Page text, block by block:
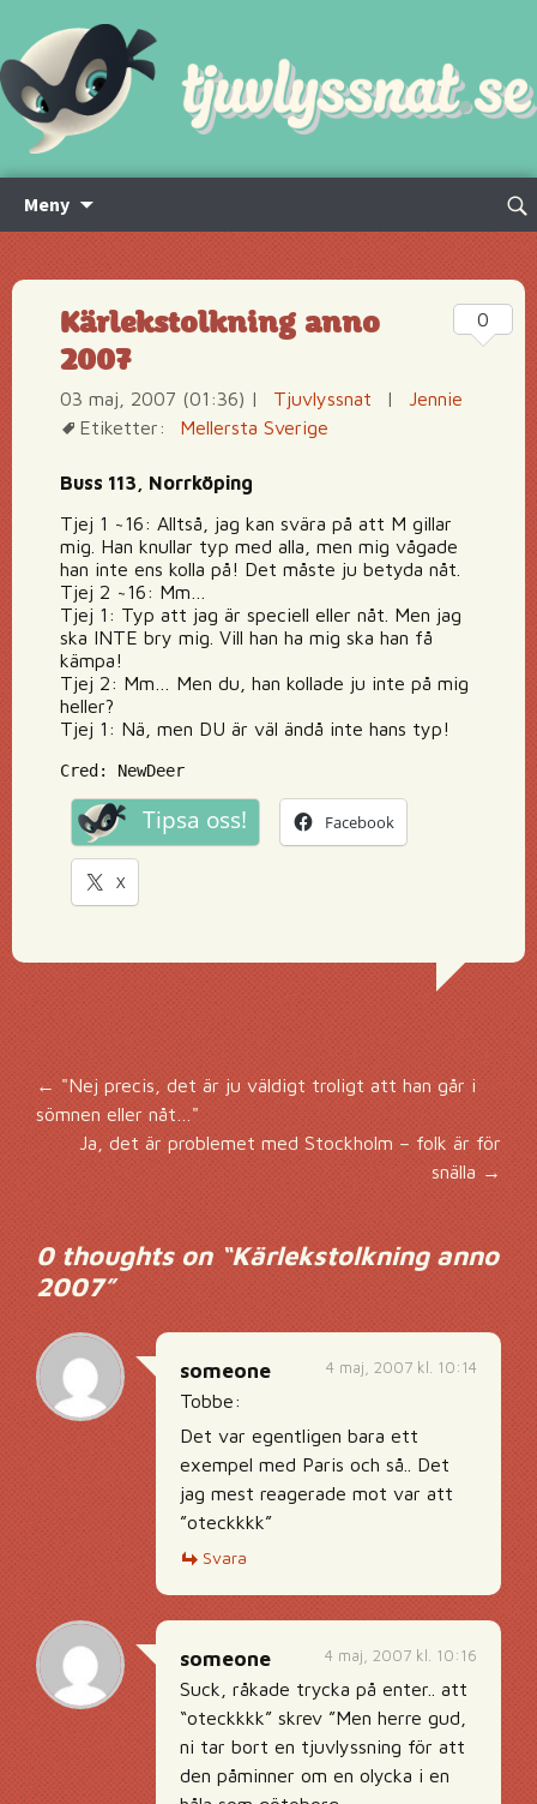
Meny
innehåll
Sök
Kärlekstolkning anno
2007
03 maj, 2007 (01:36) | Tjuvlyssnat |
Jennie
Etiketter:
Mellersta Sverige
Buss 113, Norrköping
Tjej 1 ~16: Alltså, jag kan svära på att M gillar
mig. Han knullar typ med alla, men mig vågade
han inte ens kolla på! Det måste ju betyda nåt.
Tjej 2 ~16: Mm…
Tjej 1: Typ att jag är speciell eller nåt. Men jag
ska INTE bry mig. Vill han ha mig ska han få
kämpa!
Tjej 2: Mm… Men du, han kollade ju inte på mig
heller?
Tjej 1: Nä, men DU är väl ändå inte hans typ!
Cred: NewDeer
Tipsa oss! Facebook
X
0
Inläggsnavigering
←"Nej precis, det är ju väldigt troligt att han går i
sömnen eller nåt…"
Ja, det är problemet med Stockholm – folk är för
snälla→
0 thoughts on “Kärlekstolkning anno
2007”
4 maj, 2007 kl. 10:14
someone
Tobbe:
Det var egentligen bara ett
exempel med Paris och så.. Det
jag mest reagerade mot var att
”oteckkkk”
Svara
4 maj, 2007 kl. 10:16
someone
Suck, råkade trycka på enter.. att
“oteckkkk” skrev ”Men herre gud,
ni tar bort en tjuvlyssning för att
den påminner om en olycka i en